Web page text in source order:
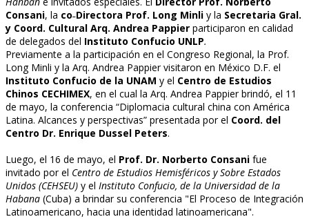
Consani, la co˗Directora Prof. Long Minli y la Secretaria Gral.
y Coord. Cultural Arq. Andrea Pappier participaron en calidad
de delegados del Instituto Confucio UNLP.
Previamente a la participación en el Congreso Regional, la Prof.
Long Minli y la Arq. Andrea Pappier visitaron en México D.F. el
Instituto Confucio de la UNAM y el Centro de Estudios
Chinos CECHIMEX, en el cual la Arq. Andrea Pappier brindó, el 11
de mayo, la conferencia “Diplomacia cultural china con América
Latina. Alcances y perspectivas” presentada por el Coord. del
Centro Dr. Enrique Dussel Peters.
Luego, el 16 de mayo, el Prof. Dr. Norberto Consani fue
invitado por el Centro de Estudios Hemisféricos y Sobre Estados
Unidos (CEHSEU) y el Instituto Confucio, de la Universidad de la
Habana (Cuba) a brindar su conferencia "El Proceso de Integración
Latinoamericano, hacia una identidad latinoamericana".